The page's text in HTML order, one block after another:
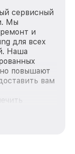
сервисный
Мы
и
для всех
Наша
повышают
вам
для
Samsung,